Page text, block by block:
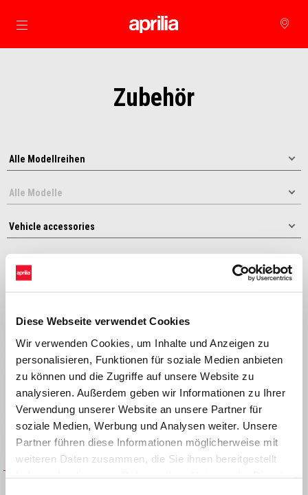
Diese Webseite verwendet Cookies
Wir verwenden Cookies, um Inhalte und Anzeigen zu
personalisieren, Funktionen für soziale Medien anbieten
zu können und die Zugriffe auf unsere Website zu
analysieren. Außerdem geben wir Informationen zu Ihrer
Verwendung unserer Website an unsere Partner für
soziale Medien, Werbung und Analysen weiter. Unsere
Partner führen diese Informationen möglicherweise mit
weiteren Daten zusammen, die Sie ihnen bereitgestellt
Skip to content
Zubehör
Sortieren nach:
Touring windscreen